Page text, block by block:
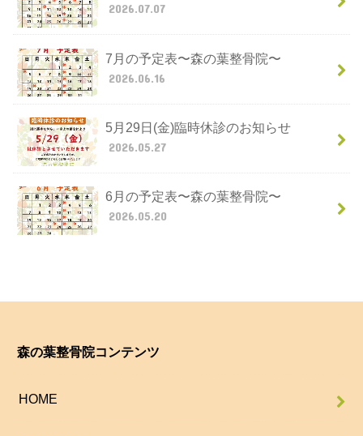
2026.07.07
7月の予定表〜森の葉整骨院〜
2026.06.16
5月29日(金)臨時休診のお知らせ
2026.05.27
6月の予定表〜森の葉整骨院〜
2026.05.20
森の葉整骨院コンテンツ
HOME